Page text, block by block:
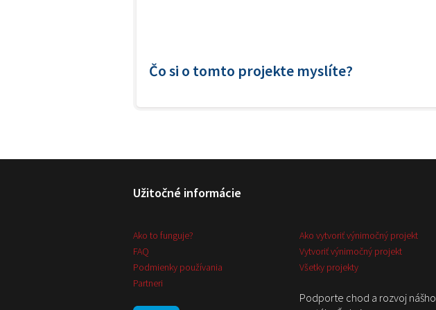
Čo si o tomto projekte myslíte?
Užitočné informácie
Ako to funguje?
FAQ
Podmienky používania
Partneri
Ako vytvoriť výnimočný projekt
Vytvoriť výnimočný projekt
Všetky projekty
Podporte chod a rozvoj nášho